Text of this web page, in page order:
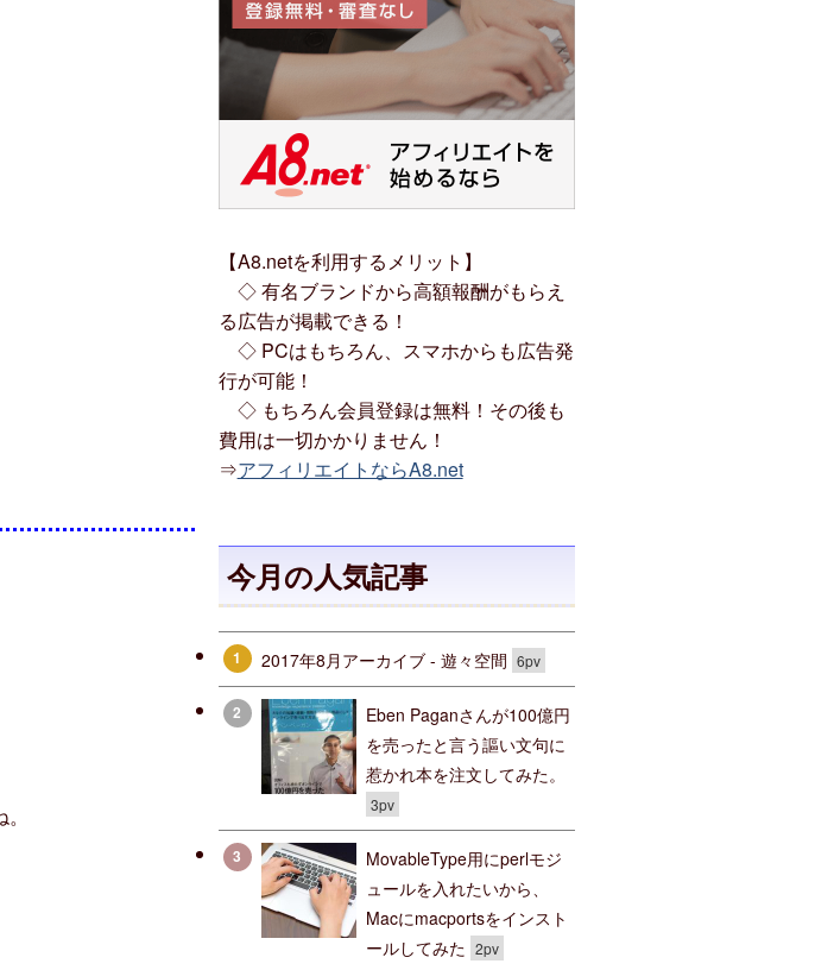
【A8.netを利用するメリット】
◇ 有名ブランドから高額報酬がもらえ
る広告が掲載できる！
◇ PCはもちろん、スマホからも広告発
行が可能！
◇ もちろん会員登録は無料！その後も
費用は一切かかりません！
⇒アフィリエイトならA8.net
今月の人気記事
1 2017年8月アーカイブ - 遊々空間 6pv
2
Eben Paganさんが100億円
を売ったと言う謳い文句に
惹かれ本を注文してみた。
3pv
3
MovableType用にperlモジ
ュールを入れたいから、
Macにmacportsをインスト
ールしてみた 2pv